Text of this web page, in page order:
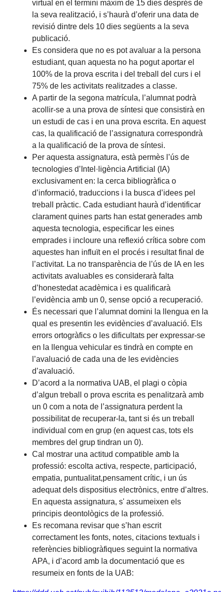
virtual en el termini màxim de 15 dies després de
la seva realització, i s’haurà d’oferir una data de
revisió dintre dels 10 dies següents a la seva
publicació.
Es considera que no es pot avaluar a la persona
estudiant, quan aquesta no ha pogut aportar el
100% de la prova escrita i del treball del curs i el
75% de les activitats realitzades a classe.
A partir de la segona matrícula, l’alumnat podrà
acollir-se a una prova de síntesi que consistirà en
un estudi de cas i en una prova escrita. En aquest
cas, la qualificació de l’assignatura correspondrà
a la qualificació de la prova de síntesi.
Per aquesta assignatura, està permès l’ús de
tecnologies d’Intel·ligència Artificial (IA)
exclusivament en: la cerca bibliogràfica o
d’informació, traduccions i la busca d’idees pel
treball pràctic. Cada estudiant haurà d’identificar
clarament quines parts han estat generades amb
aquesta tecnologia, especificar les eines
emprades i incloure una reflexió crítica sobre com
aquestes han influït en el procés i resultat final de
l’activitat. La no transparència de l’ús de IA en les
activitats avaluables es considerarà falta
d’honestedat acadèmica i es qualificarà
l’evidència amb un 0, sense opció a recuperació.
És necessari que l’alumnat domini la llengua en la
qual es presentin les evidències d’avaluació. Els
errors ortogràfics o les dificultats per expressar-se
en la llengua vehicular es tindrà en compte en
l’avaluació de cada una de les evidències
d’avaluació.
D’acord a la normativa UAB, el plagi o còpia
d’algun treball o prova escrita es penalitzarà amb
un 0 com a nota de l’assignatura perdent la
possibilitat de recuperar-la, tant si és un treball
individual com en grup (en aquest cas, tots els
membres del grup tindran un 0).
Cal mostrar una actitud compatible amb la
professió: escolta activa, respecte, participació,
empatia, puntualitat,pensament crític, i un ús
adequat dels dispositius electrònics, entre d’altres.
En aquesta assignatura, s' assumeixen els
principis deontològics de la professió.
Es recomana revisar que s’han escrit
correctament les fonts, notes, citacions textuals i
referències bibliogràfiques seguint la normativa
APA, i d’acord amb la documentació que es
resumeix en fonts de la UAB: